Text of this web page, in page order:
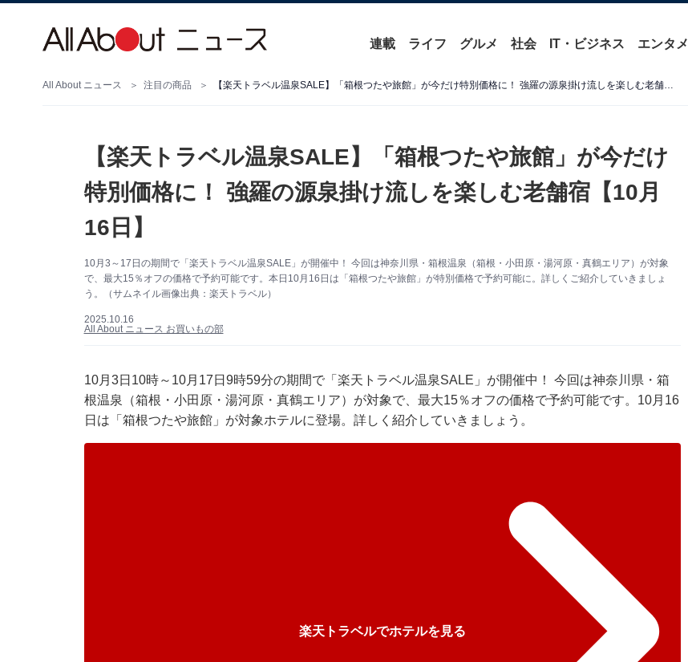
連載 ライフ グルメ 社会 IT・ビジネス エンタメ
All About ニュース 注目の商品 【楽天トラベル温泉SALE】「箱根つたや旅館」が今だけ特別価格に！ 強羅の源泉掛け流しを楽しむ老舗宿【10月16日】
【楽天トラベル温泉SALE】「箱根つたや旅館」が今だけ
特別価格に！ 強羅の源泉掛け流しを楽しむ老舗宿【10月
16日】
10月3～17日の期間で「楽天トラベル温泉SALE」が開催中！ 今回は神奈川県・箱根温泉（箱根・小田原・湯河原・真鶴エリア）が対象
で、最大15％オフの価格で予約可能です。本日10月16日は「箱根つたや旅館」が特別価格で予約可能に。詳しくご紹介していきましょ
う。（サムネイル画像出典：楽天トラベル）
2025.10.16
All About ニュース お買いもの部
10月3日10時～10月17日9時59分の期間で「楽天トラベル温泉SALE」が開催中！ 今回は神奈川県・箱
根温泉（箱根・小田原・湯河原・真鶴エリア）が対象で、最大15％オフの価格で予約可能です。10月16
日は「箱根つたや旅館」が対象ホテルに登場。詳しく紹介していきましょう。
楽天トラベルでホテルを見る